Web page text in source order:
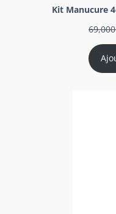
Kit Manucure